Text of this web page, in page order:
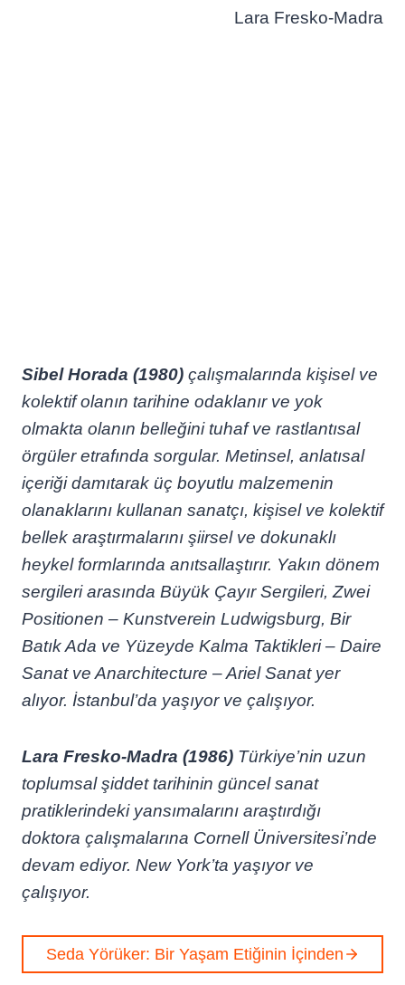
Lara Fresko-Madra
Sibel Horada (1980) çalışmalarında kişisel ve
kolektif olanın tarihine odaklanır ve yok
olmakta olanın belleğini tuhaf ve rastlantısal
örgüler etrafında sorgular. Metinsel, anlatısal
içeriği damıtarak üç boyutlu malzemenin
olanaklarını kullanan sanatçı, kişisel ve kolektif
bellek araştırmalarını şiirsel ve dokunaklı
heykel formlarında anıtsallaştırır. Yakın dönem
sergileri arasında Büyük Çayır Sergileri, Zwei
Positionen – Kunstverein Ludwigsburg, Bir
Batık Ada ve Yüzeyde Kalma Taktikleri – Daire
Sanat ve Anarchitecture – Ariel Sanat yer
alıyor. İstanbul’da yaşıyor ve çalışıyor.
Lara Fresko-Madra (1986) Türkiye’nin uzun
toplumsal şiddet tarihinin güncel sanat
pratiklerindeki yansımalarını araştırdığı
doktora çalışmalarına Cornell Üniversitesi’nde
devam ediyor. New York’ta yaşıyor ve
çalışıyor.
Seda Yörüker: Bir Yaşam Etiğinin İçinden